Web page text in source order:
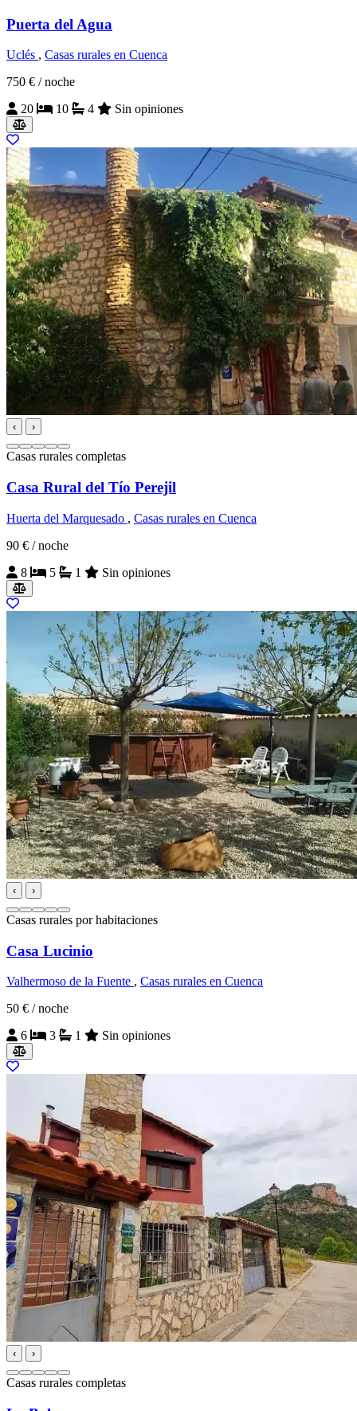
Puerta del Agua
Uclés , Casas rurales en Cuenca
750 € / noche
20
10 4 Sin opiniones
‹ ›
Casas rurales completas
Casa Rural del Tío Perejil
Huerta del Marquesado , Casas rurales en Cuenca
90 € / noche
8
5 1 Sin opiniones
‹ ›
Casas rurales por habitaciones
Casa Lucinio
Valhermoso de la Fuente , Casas rurales en Cuenca
50 € / noche
6
3 1 Sin opiniones
‹ ›
Casas rurales completas